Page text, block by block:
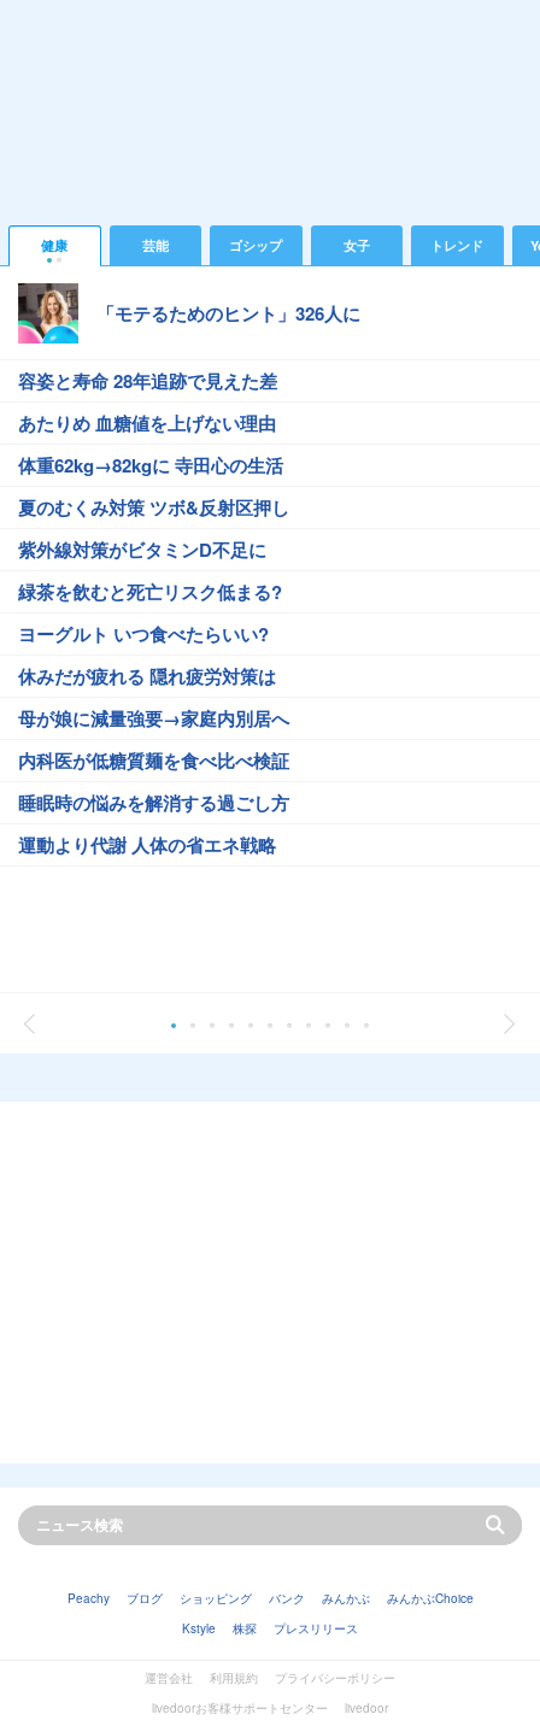
健康 芸能 ゴシップ 女子 トレンド
「モテるためのヒント」326人に
容姿と寿命 28年追跡で見えた差
あたりめ 血糖値を上げない理由
体重62kg→82kgに 寺田心の生活
夏のむくみ対策 ツボ&反射区押し
紫外線対策がビタミンD不足に
緑茶を飲むと死亡リスク低まる?
ヨーグルト いつ食べたらいい?
休みだが疲れる 隠れ疲労対策は
母が娘に減量強要→家庭内別居へ
内科医が低糖質麺を食べ比べ検証
睡眠時の悩みを解消する過ごし方
運動より代謝 人体の省エネ戦略
Peachy ブログ ショッピング バンク みんかぶ
みんかぶChoice
Kstyle
株探 プレスリリース
運営会社 利用規約
プライバシーポリシー
livedoorお客様サポートセンター
livedoor